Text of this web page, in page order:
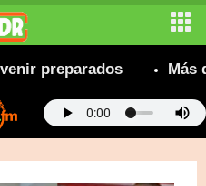
preparados Más de